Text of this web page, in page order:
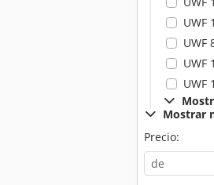
UWF
UWF
UWF
UWF
Mostrar
Precio: